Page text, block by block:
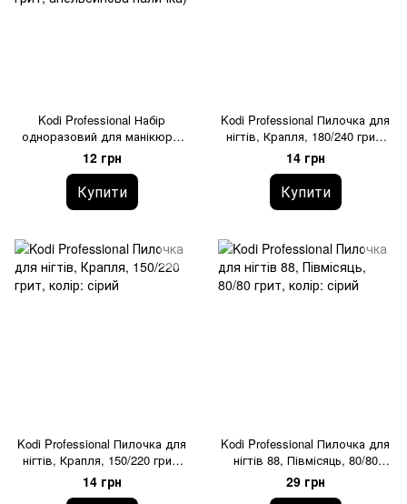
Kodi Professional Набір
одноразовий для манікюру,
колір: білий, (пилочка 100/100
грит, баф 100/100 грит,
апельсинова паличка)
12 грн
Купити
Kodi Professional Пилочка для
нігтів, Крапля, 180/240 грит,
колір: сірий
14 грн
Купити
Kodi Professional Пилочка для
нігтів, Крапля, 150/220 грит,
колір: сірий
14 грн
Kodi Professional Пилочка для
нігтів 88, Півмісяць, 80/80
грит, колір: сірий
29 грн